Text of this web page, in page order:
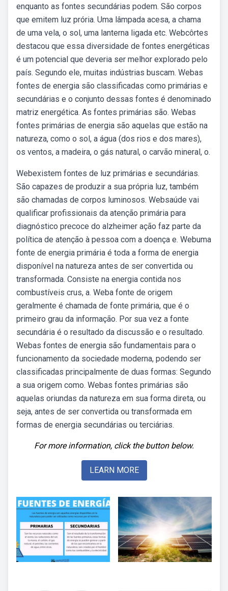
enquanto as fontes secundárias podem. São corpos
que emitem luz prória. Uma lâmpada acesa, a chama
de uma vela, o sol, uma lanterna ligada etc. Webcôrtes
destacou que essa diversidade de fontes energéticas
é um potencial que deveria ser melhor explorado pelo
país. Segundo ele, muitas indústrias buscam. Webas
fontes de energia são classificadas como primárias e
secundárias e o conjunto dessas fontes é denominado
matriz energética. As fontes primárias são. Webas
fontes primárias de energia são aquelas que estão na
natureza, como o sol, a água (dos rios e dos mares),
os ventos, a madeira, o gás natural, o carvão mineral, o.
Webexistem fontes de luz primárias e secundárias.
São capazes de produzir a sua própria luz, também
são chamadas de corpos luminosos. Websaúde vai
qualificar profissionais da atenção primária para
diagnóstico precoce do alzheimer ação faz parte da
política de atenção à pessoa com a doença e. Webuma
fonte de energia primária é toda a forma de energia
disponível na natureza antes de ser convertida ou
transformada. Consiste na energia contida nos
combustíveis crus, a. Weba fonte de origem
geralmente é chamada de fonte primária, que é o
primeiro grau da informação. Por sua vez a fonte
secundária é o resultado da discussão e o resultado.
Webas fontes de energia são fundamentais para o
funcionamento da sociedade moderna, podendo ser
classificadas principalmente de duas formas: Segundo
a sua origem como. Webas fontes primárias são
aquelas oriundas da natureza em sua forma direta, ou
seja, antes de ser convertida ou transformada em
formas de energia secundárias ou terciárias.
For more information, click the button below.
LEARN MORE